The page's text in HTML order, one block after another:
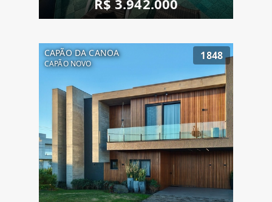
CAPÃO DA CANOA
CAPÃO NOVO
1848